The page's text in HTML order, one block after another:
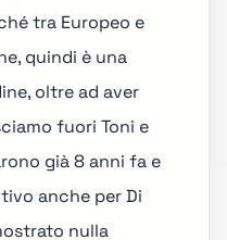
tra Europeo e
quindi è una
oltre ad aver
fuori Toni e
già 8 anni fa e
anche per Di
nulla